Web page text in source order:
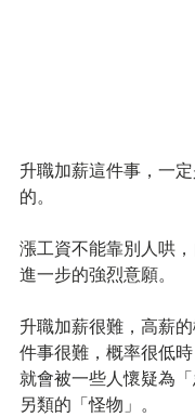
升職加薪這件事，一
的。
漲工資不能靠別人哄
進一步的強烈意願。
升職加薪很難，高薪
件事很難，概率很低
就會被一些人懷疑為
另類的「怪物」。